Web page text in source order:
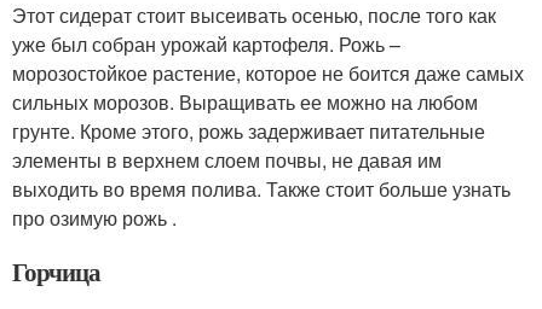
Этот сидерат стоит высеивать осенью, после того как
уже был собран урожай картофеля. Рожь –
морозостойкое растение, которое не боится даже самых
сильных морозов. Выращивать ее можно на любом
грунте. Кроме этого, рожь задерживает питательные
элементы в верхнем слоем почвы, не давая им
выходить во время полива. Также стоит больше узнать
про озимую рожь .
Горчица